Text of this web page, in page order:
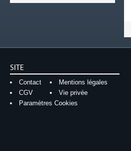
SITE
Contact
Mentions légales
CGV
Vie privée
Paramètres Cookies